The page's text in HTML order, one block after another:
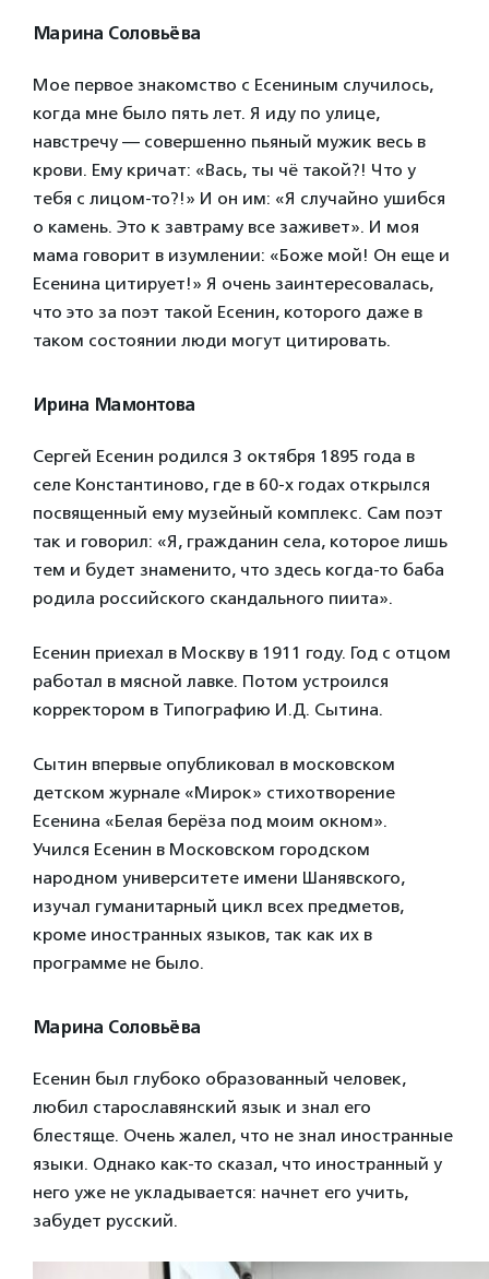
Марина Соловьёва
Мое первое знакомство с Есениным случилось,
когда мне было пять лет. Я иду по улице,
навстречу — совершенно пьяный мужик весь в
крови. Ему кричат: «Вась, ты чё такой?! Что у
тебя с лицом-то?!» И он им: «Я случайно ушибся
о камень. Это к завтраму все заживет». И моя
мама говорит в изумлении: «Боже мой! Он еще и
Есенина цитирует!» Я очень заинтересовалась,
что это за поэт такой Есенин, которого даже в
таком состоянии люди могут цитировать.
Ирина Мамонтова
Сергей Есенин родился 3 октября 1895 года в
селе Константиново, где в 60-х годах открылся
посвященный ему музейный комплекс. Сам поэт
так и говорил: «Я, гражданин села, которое лишь
тем и будет знаменито, что здесь когда-то баба
родила российского скандального пиита».
Есенин приехал в Москву в 1911 году. Год с отцом
работал в мясной лавке. Потом устроился
корректором в Типографию И.Д. Сытина.
Сытин впервые опубликовал в московском
детском журнале «Мирок» стихотворение
Есенина «Белая берёза под моим окном».
Учился Есенин в Московском городском
народном университете имени Шанявского,
изучал гуманитарный цикл всех предметов,
кроме иностранных языков, так как их в
программе не было.
Марина Соловьёва
Есенин был глубоко образованный человек,
любил старославянский язык и знал его
блестяще. Очень жалел, что не знал иностранные
языки. Однако как-то сказал, что иностранный у
него уже не укладывается: начнет его учить,
забудет русский.